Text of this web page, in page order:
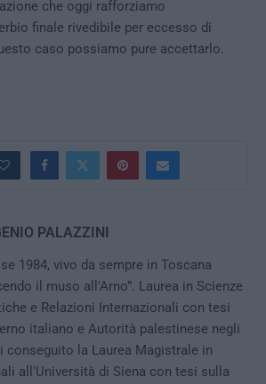
che oggi rafforziamo
finale rivedibile per eccesso di
caso possiamo pure accettarlo.
PALAZZINI
1984, vivo da sempre in Toscana
il muso all'Arno”. Laurea in Scienze
e Relazioni Internazionali con tesi
italiano e Autorità palestinese negli
conseguito la Laurea Magistrale in
all'Università di Siena con tesi sulla